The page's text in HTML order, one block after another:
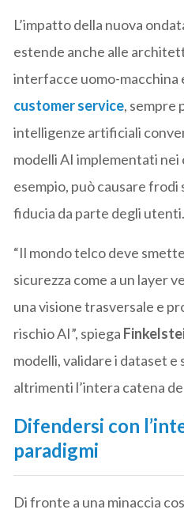
L’impatto della nuova
estende anche alle
interfacce uomo-macchina
customer service, sempre
intelligenze artificiali
modelli AI implementati
esempio, può causare frodi
fiducia da parte degli utenti.
“Il mondo telco deve
sicurezza come a un layer
una visione trasversale e
rischio AI”, spiega
modelli, validare i dataset e
altrimenti l’intera catena
Difendersi con
paradigmi
Di fronte a una minaccia